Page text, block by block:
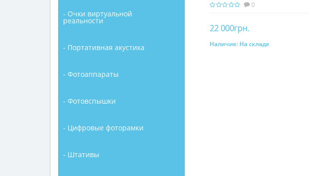
- Очки виртуальной
реальности
- Портативная акустика
- Фотоаппараты
- Фотовспышки
- Цифровые фоторамки
- Штативы
0
22 000грн.
В корзину
Наличие: На складе